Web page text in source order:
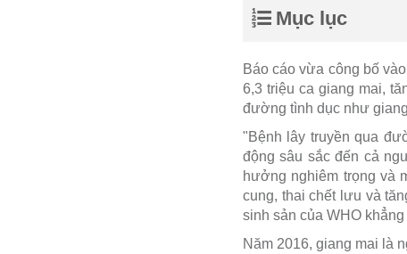
Mục lục
Báo cáo vừa công bố
6,3 triệu ca giang mai,
đường tình dục như
"Bệnh lây truyền qua
động sâu sắc đến cả
hưởng nghiêm trọng và
cung, thai chết lưu và
sinh sản của WHO khẳng
Năm 2016, giang mai là